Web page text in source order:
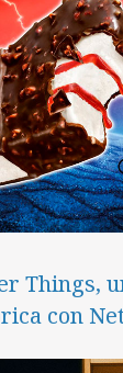
Things,
con